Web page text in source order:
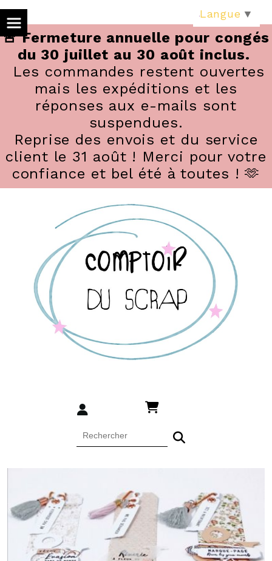
🚨 Fermeture annuelle pour congés
du 30 juillet au 30 août inclus.
Les commandes restent ouvertes
mais les expéditions et les
réponses aux e-mails sont
suspendues.
Reprise des envois et du service
client le 31 août ! Merci pour votre
confiance et bel été à toutes ! 🫶
Langue ▼